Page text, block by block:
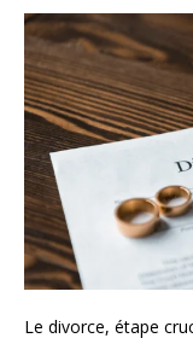
Le divorce, étape